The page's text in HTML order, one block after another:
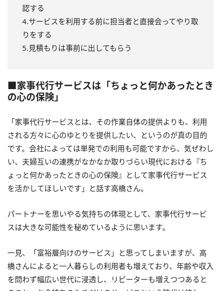
認する
4.サービスを利用する前に担当者と直接会ってやり取
りをする
5.見積もりは事前に出してもらう
■家事代行サービスは「ちょっと何かあったとき
の心の保険」
「家事代行サービスとは、その作業自体の提供よりも、利用
される方々に心のゆとりを提供したい、というのが真の目的
です。会社によっては単発での利用も可能ですから、気ぜわし
い、夫婦互いの連携がなかなか取りづらい現代における『ち
ょっと何かあったときの心の保険』として家事代行サービス
を活かしてほしいです」と話す高橋さん。
パートナーを思いやる気持ちの体現として、家事代行サービ
スは大きな可能性を秘めているように思います。
一見、「富裕層向けのサービス」と思ってしまいますが、高
橋さんによると一人暮らしの利用者も増えており、年齢や収入
を問わず幅広い世代に浸透し、リピーターも増えつつあると